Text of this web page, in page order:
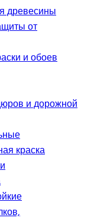
древесины
от
и обоев
и дорожной
краска